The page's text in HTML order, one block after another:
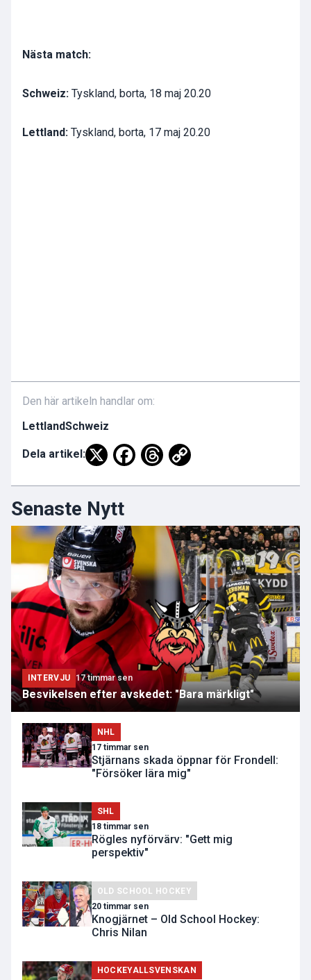
Nästa match:
Schweiz: Tyskland, borta, 18 maj 20.20
Lettland: Tyskland, borta, 17 maj 20.20
Den här artikeln handlar om:
LettlandSchweiz
Dela artikel:
Senaste Nytt
INTERVJU 17 timmar sen
Besvikelsen efter avskedet: "Bara märkligt"
NHL
17 timmar sen
Stjärnans skada öppnar för Frondell:
"Försöker lära mig"
SHL
18 timmar sen
Rögles nyförvärv: "Gett mig
perspektiv"
OLD SCHOOL HOCKEY
20 timmar sen
Knogjärnet – Old School Hockey:
Chris Nilan
HOCKEYALLSVENSKAN